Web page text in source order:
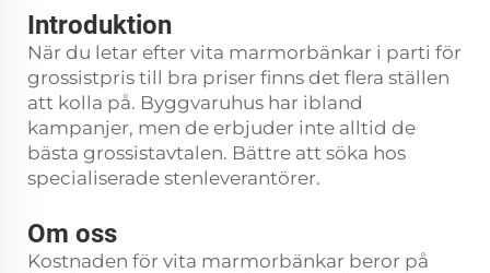
Introduktion
När du letar efter vita marmorbänkar i parti för
grossistpris till bra priser finns det flera ställen
att kolla på. Byggvaruhus har ibland
kampanjer, men de erbjuder inte alltid de
bästa grossistavtalen. Bättre att söka hos
specialiserade stenleverantörer.
Om oss
Kostnaden för vita marmorbänkar beror på